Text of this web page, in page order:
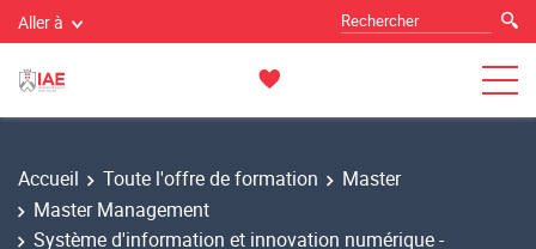
Aller à
Accueil Toute l'offre de formation
Master
Master Management
Système d'information et innovation numérique -